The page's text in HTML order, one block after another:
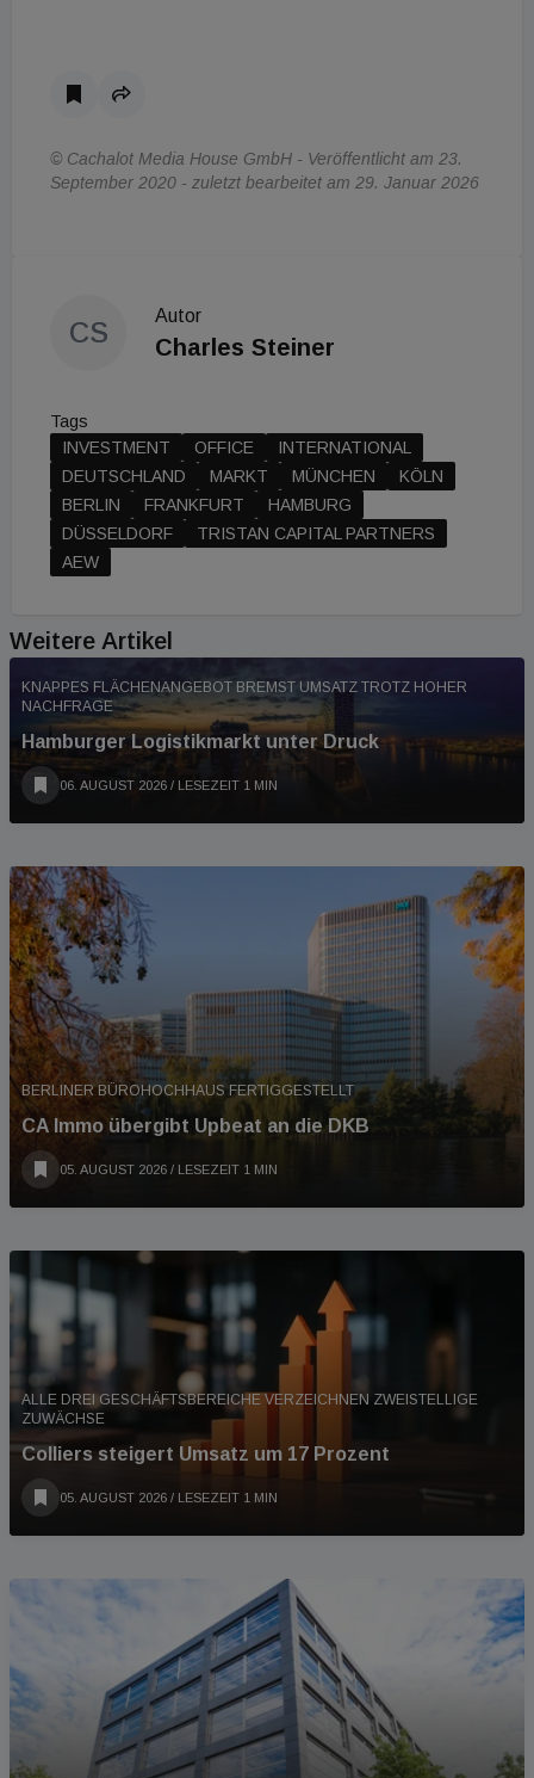
© Cachalot Media House GmbH - Veröffentlicht am 23.
September 2020 - zuletzt bearbeitet am 29. Januar 2026
CS
Autor
Charles Steiner
Tags
INVESTMENT
OFFICE
INTERNATIONAL
DEUTSCHLAND
MARKT MÜNCHEN
KÖLN
BERLIN
FRANKFURT
HAMBURG
DÜSSELDORF
TRISTAN CAPITAL PARTNERS
AEW
Weitere Artikel
KNAPPES FLÄCHENANGEBOT BREMST UMSATZ TROTZ HOHER
NACHFRAGE
Hamburger Logistikmarkt unter Druck
06. AUGUST 2026 / LESEZEIT 1 MIN
BERLINER BÜROHOCHHAUS FERTIGGESTELLT
CA Immo übergibt Upbeat an die DKB
05. AUGUST 2026 / LESEZEIT 1 MIN
ALLE DREI GESCHÄFTSBEREICHE VERZEICHNEN ZWEISTELLIGE
ZUWÄCHSE
Colliers steigert Umsatz um 17 Prozent
05. AUGUST 2026 / LESEZEIT 1 MIN